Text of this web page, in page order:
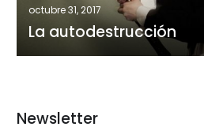
octubre 31, 2017
La autodestrucción
Newsletter